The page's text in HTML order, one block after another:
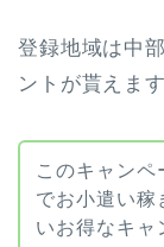
登録地域は中
ントが貰えます
このキャンペ
でお小遣い稼
いお得なキャ